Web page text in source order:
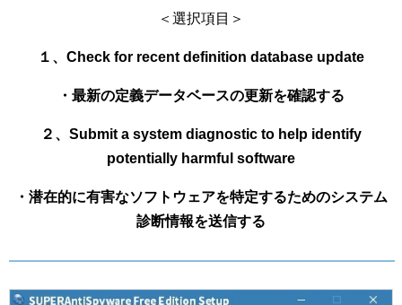
＜選択項目＞
１、Check for recent definition database update
・最新の定義データベースの更新を確認する
２、Submit a system diagnostic to help identify
potentially harmful software
・潜在的に有害なソフトウェアを特定するためのシステム
診断情報を送信する